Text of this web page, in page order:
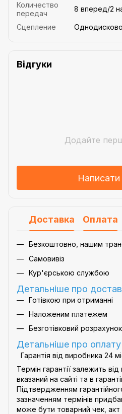
Количество
передач
8 вперед/2
Сцепление
Відгуки
Додайте
Написати
Доставка Оплата
Безкоштовно, нашим
Самовивіз
Кур'єрською службою
Детальніше про
Готівкою при отриманні
Наложеним платежем
Безготівковий розрахунок
Детальніше про оплату
Гарантія від виробника 24
Термін гарантії залежить
вказаний на сайті та в
Підтвердженням
зазначенням термінів
може бути товарний чек, акт